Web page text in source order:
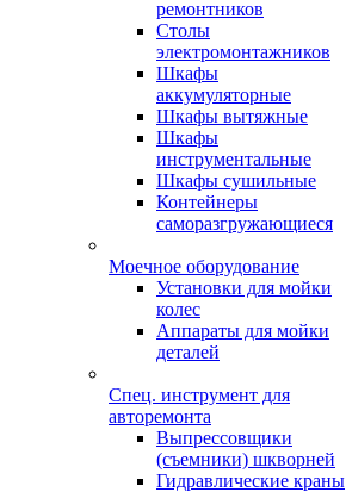
ремонтников
Столы
электромонтажников
Шкафы
аккумуляторные
Шкафы вытяжные
Шкафы
инструментальные
Шкафы сушильные
Контейнеры
саморазгружающиеся
Моечное оборудование
Установки для мойки
колес
Аппараты для мойки
деталей
Спец. инструмент для
авторемонта
Выпрессовщики
(съемники) шкворней
Гидравлические краны